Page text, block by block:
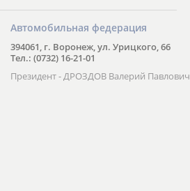
Автомобильная федерация
394061, г. Воронеж, ул. Урицкого, 66
Тел.: (0732) 16-21-01
Президент - ДРОЗДОВ Валерий Павлович